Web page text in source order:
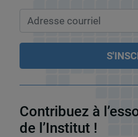
Contribuez à
de l’Institut !